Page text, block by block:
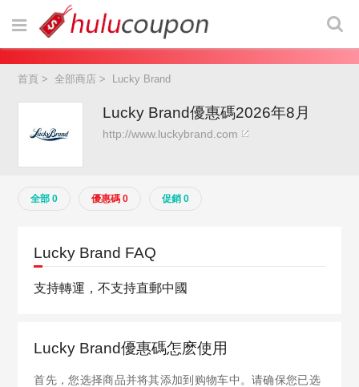
首頁 >全部商店 > Lucky Brand
Lucky Brand優惠碼2026年8月
http://www.luckybrand.com
全部 0 優惠碼 0 促銷 0
Lucky Brand FAQ
支持轉運，不支持直郵中國
Lucky Brand優惠碼怎麽使用
首先，您选择商品并将其添加到购物车中。请确保您已选